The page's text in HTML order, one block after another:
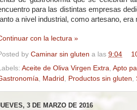
para las distintas empresas
a nivel industrial, como artesano,
con la lectura »
by Caminar sin gluten a las 9:04
Labels: Aceite de Oliva Virgen Extra Apto
Madrid Productos sin gluten
3 DE MARZO DE 2016